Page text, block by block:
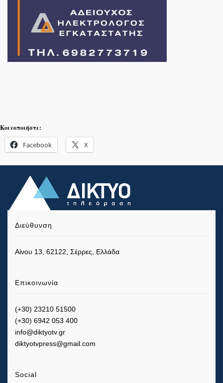
Κοινοποιήστε:
Facebook X
Διεύθυνση
Αίνου 13, 62122, Σέρρες, Ελλάδα
Επικοινωνία
(+30) 23210 51500
(+30) 6942 053 400
info@diktyotv.gr
diktyotvpress@gmail.com
Social